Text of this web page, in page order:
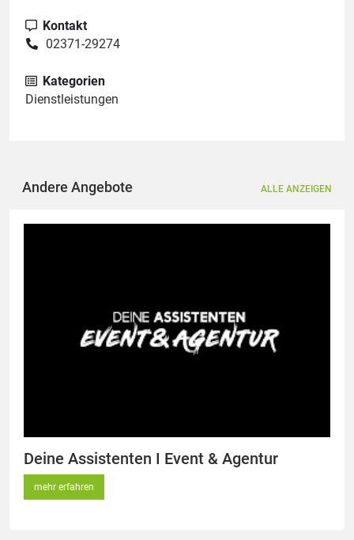
Kontakt
02371-29274
Kategorien
Dienstleistungen
Andere Angebote ALLE ANZEIGEN
Deine Assistenten I Event & Agentur
mehr erfahren